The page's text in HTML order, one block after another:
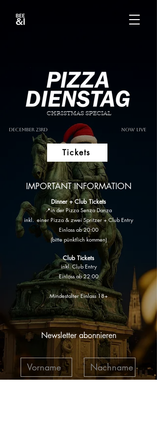
CHRISTMAS SPECIAL
December 23rd now live
Tickets
IMPORTANT INFORMATION
Dinner + Club Tickets
📍in der Pizza Senza Danza
inkl. einer Pizza & zwei Spritzer + Club Entry
Einlass ab 20:00
(bitte pünktlich kommen)
Club Tickets
inkl. Club Entry
Einlass ab 22:00
Mindestalter Einlass 18+
Newsletter abonnieren